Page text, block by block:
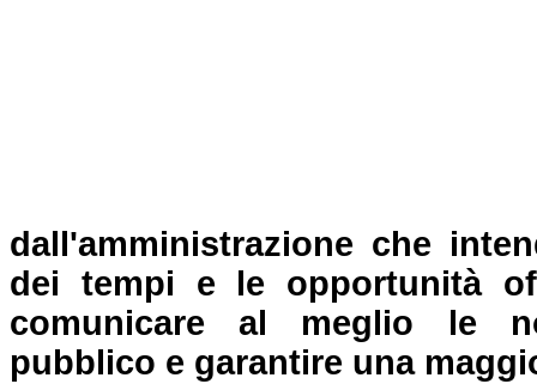
dall'amministrazione che
dei tempi e le opportunità
comunicare al meglio le
pubblico e garantire una